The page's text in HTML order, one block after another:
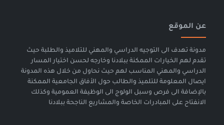
عن الموقع
مدونة تهدف الى التوجيه الدراسي والمهني للتلاميذ والطلبة حيث
تقدم لهم الخيارات الممكنة ببلادنا وخارجه لحسن اختيار المسار
الدراسي والمهني المناسب لهم حيث نحاول من خلال هذه المدونة
ايصال المعلومة للتلميذ والطالب حول الأفاق الجامعية الممكنة
بالإضافة الى فرص وسبل الولوج الى الوظيفة العمومية وكذلك
الانفتاح على المبادرات الخاصة والمشاريع الناجحة ببلادنا